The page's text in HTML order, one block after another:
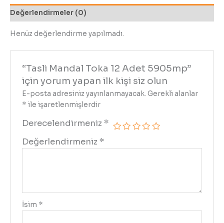
Değerlendirmeler (0)
Henüz değerlendirme yapılmadı.
“Tasli Mandal Toka 12 Adet 5905mp”
için yorum yapan ilk kişi siz olun
E-posta adresiniz yayınlanmayacak. Gerekli alanlar
* ile işaretlenmişlerdir
Derecelendirmeniz *
Değerlendirmeniz *
İsim *